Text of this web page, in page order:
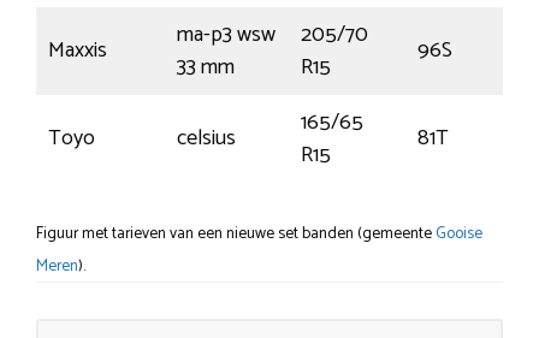
Maxxis
ma-p3 wsw
33 mm
205/70
R15
96S
Toyo celsius
165/65
R15
81T
Figuur met tarieven van een nieuwe set banden (gemeenteGooise
Meren).